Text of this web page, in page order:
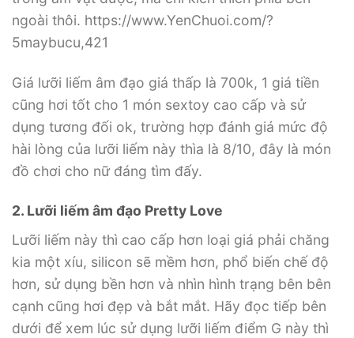
ngoài thôi. https://www.YenChuoi.com/?
5maybucu,421
Giá lưỡi liếm âm đạo giá thấp là 700k, 1 giá tiền
cũng hơi tốt cho 1 món sextoy cao cấp và sử
dụng tương đối ok, trường hợp đánh giá mức độ
hài lòng của lưỡi liếm này thìa là 8/10, đây là món
đồ chơi cho nữ đáng tìm đấy.
2. Lưỡi liếm âm đạo Pretty Love
Lưỡi liếm này thì cao cấp hơn loại giá phải chăng
kia một xíu, silicon sẽ mềm hơn, phổ biến chế độ
hơn, sử dụng bền hơn và nhìn hình trạng bên bên
cạnh cũng hơi đẹp và bắt mắt. Hãy đọc tiếp bên
dưới để xem lúc sử dụng lưỡi liếm điểm G này thì